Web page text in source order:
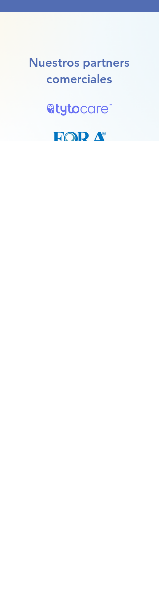
Nuestros partners
comerciales